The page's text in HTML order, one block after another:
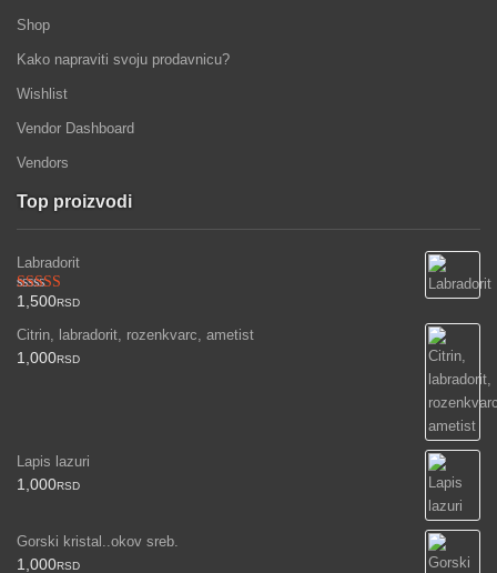
Shop
Kako napraviti svoju prodavnicu?
Wishlist
Vendor Dashboard
Vendors
Top proizvodi
Labradorit
Ocenjeno
od 5
1,500RSD
Citrin, labradorit, rozenkvarc, ametist
1,000RSD
Lapis lazuri
1,000RSD
Gorski kristal..okov sreb.
1,000RSD